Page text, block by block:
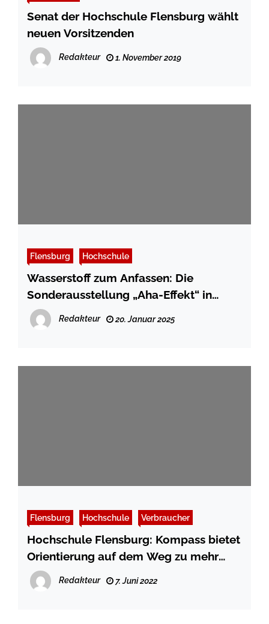
Senat der Hochschule Flensburg wählt
neuen Vorsitzenden
Redakteur 1. November 2019
Flensburg Hochschule
Wasserstoff zum Anfassen: Die
Sonderausstellung „Aha-Effekt“ in
Flensburg
Redakteur 20. Januar 2025
Flensburg Hochschule Verbraucher
Hochschule Flensburg: Kompass bietet
Orientierung auf dem Weg zu mehr
Nachhaltigkeit
Redakteur 7. Juni 2022